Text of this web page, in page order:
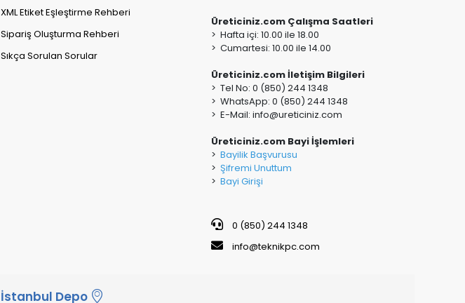
XML Etiket Eşleştirme Rehberi
Sipariş Oluşturma Rehberi
Sıkça Sorulan Sorular
Üreticiniz.com Çalışma Saatleri
> Hafta içi: 10.00 ile 18.00
> Cumartesi: 10.00 ile 14.00
Üreticiniz.com İletişim Bilgileri
> Tel No: 0 (850) 244 1348
> WhatsApp: 0 (850) 244 1348
> E-Mail: info@ureticiniz.com
Üreticiniz.com Bayi İşlemleri
> Bayilik Başvurusu
> Şifremi Unuttum
> Bayi Girişi
0 (850) 244 1348
info@teknikpc.com
İstanbul Depo